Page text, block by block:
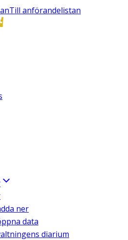
Till anförandelistan
ner
data
diarium